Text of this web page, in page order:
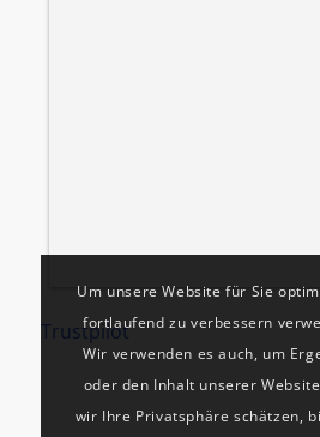
Trustpilot
Um unsere Website für Sie
fortlaufend zu verbessern
Wir verwenden es auch, um
oder den Inhalt unserer
wir Ihre Privatsphäre schätzen,